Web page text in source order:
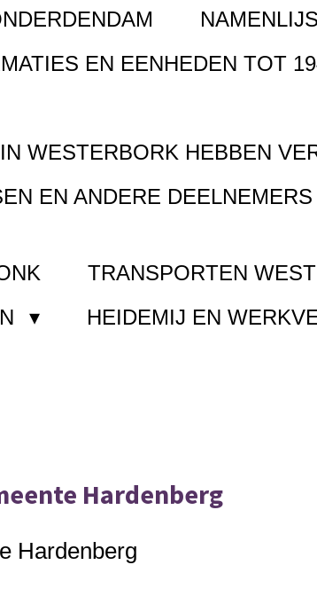
EN EENHEDEN TOT
WESTERBORK HEBBEN
EN ANDERE
TRANSPORTEN
HEIDEMIJ EN
Hardenberg
Hardenberg